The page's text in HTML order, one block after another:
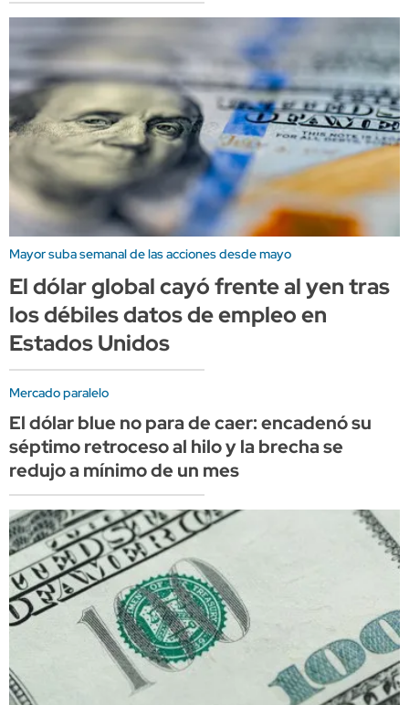
Mayor suba semanal de las acciones desde mayo
El dólar global cayó frente al yen tras
los débiles datos de empleo en
Estados Unidos
Mercado paralelo
El dólar blue no para de caer: encadenó su
séptimo retroceso al hilo y la brecha se
redujo a mínimo de un mes